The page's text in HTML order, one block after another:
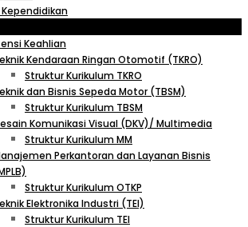
Keahlian
Kendaraan Ringan Otomotif (TKRO)
Struktur Kurikulum TKRO
dan Bisnis Sepeda Motor (TBSM)
Struktur Kurikulum TBSM
Komunikasi Visual (DKV)/ Multimedia
Struktur Kurikulum MM
Perkantoran dan Layanan Bisnis
Struktur Kurikulum OTKP
Elektronika Industri (TEI)
Struktur Kurikulum TEI